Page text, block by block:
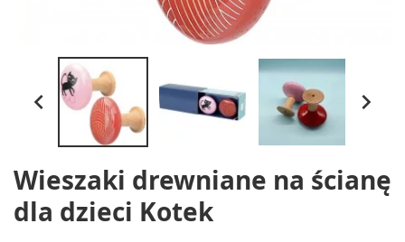
 
Wieszaki drewniane na ścianę
dla dzieci Kotek